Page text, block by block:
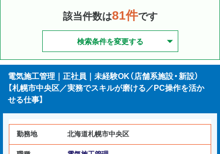
該当件数は81件です
検索条件を変更する
電気施工管理｜正社員｜未経験OK（店舗系施設・新設）
【札幌市中央区／実務でスキルが磨ける／PC操作を活か
せる仕事】
勤務地 北海道札幌市中央区